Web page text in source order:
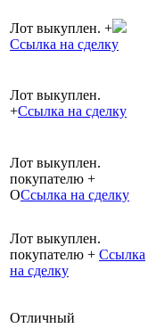
Лот выкуплен. +
Ссылка на сделку
Лот выкуплен.
+Ссылка на сделку
Лот выкуплен.
покупателю +
OСсылка на сделку
Лот выкуплен.
покупателю + Ссылка
на сделку
Отличный